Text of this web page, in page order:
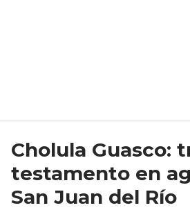
Cholula Guasco:
testamento en
San Juan del Río